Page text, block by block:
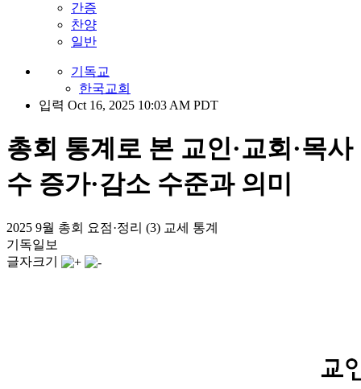
간증
찬양
일반
기독교
한국교회
입력 Oct 16, 2025 10:03 AM PDT
총회 통계로 본 교인·교회·목사
수 증가·감소 수준과 의미
2025 9월 총회 요점·정리 (3) 교세 통계
기독일보
글자크기